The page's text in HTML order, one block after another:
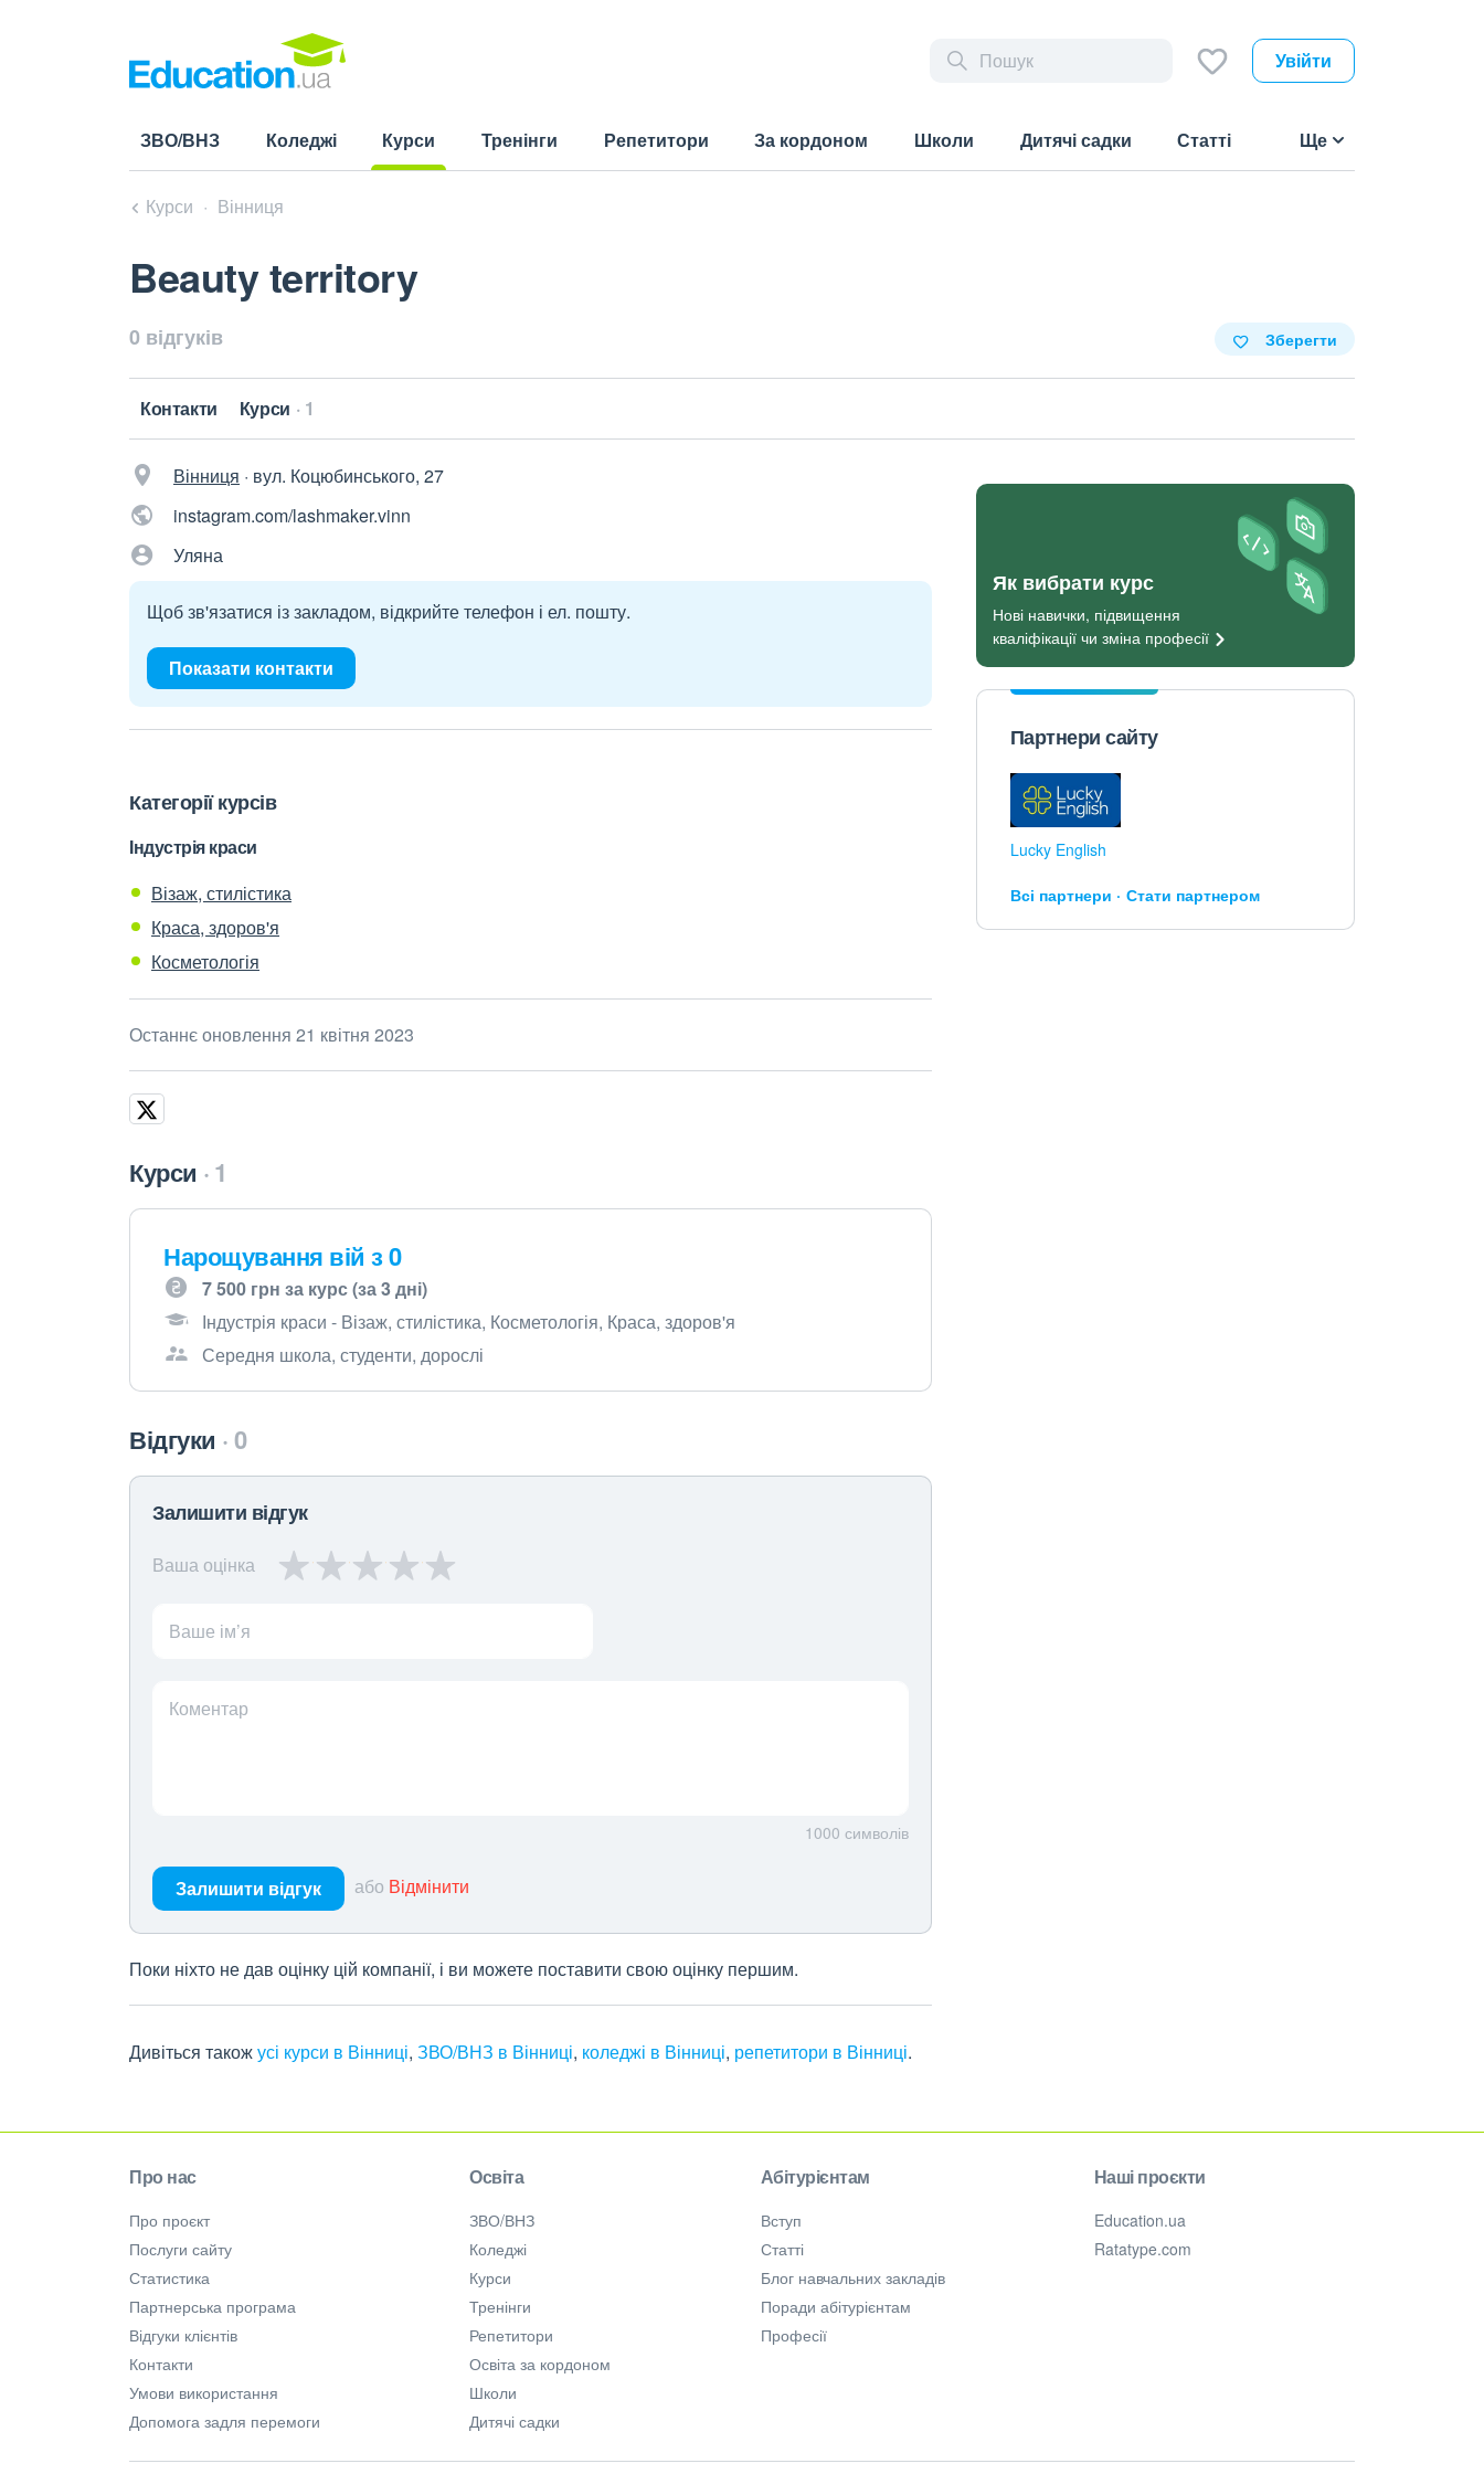
Увійти
ЗВО/ВНЗ Коледжі
Курси
Тренінги Репетитори За кордоном Школи Дитячі садки Статті Ще
Курси Вінниця
Beauty territory
0 відгуків Зберегти
Контакти Курси 1
Вінниця · вул. Коцюбинського, 27
instagram.com/lashmaker.vinn
Уляна
Щоб зв'язатися із закладом, відкрийте телефон і ел. пошту.
Показати контакти
Категорії курсів
Індустрія краси
Візаж, стилістика
Краса, здоров'я
Косметологія
Останнє оновлення 21 квітня 2023
Курси 1
Нарощування вій з 0
7 500 грн за курс (за 3 дні)
Індустрія краси - Візаж, стилістика, Косметологія, Краса, здоров'я
Середня школа, студенти, дорослі
Відгуки 0
Залишити відгук
Ваша оцінка
Ваше ім’я
Коментар
1000 символів
Залишити відгук або Відмінити
Поки ніхто не дав оцінку цій компанії, і ви можете поставити свою оцінку першим.
Дивіться такожусі курси в Вінниці, ЗВО/ВНЗ в Вінниці, коледжі в Вінниці, репетитори в Вінниці.
Як вибрати курс
Нові навички, підвищення
кваліфікації чи зміна професії
Партнери сайту
Lucky English
Всі партнери Стати партнером
Про нас
Про проєкт
Послуги сайту
Статистика
Партнерська програма
Відгуки клієнтів
Контакти
Умови використання
Допомога задля перемоги
Освіта
ЗВО/ВНЗ
Коледжі
Курси
Тренінги
Репетитори
Освіта за кордоном
Школи
Дитячі садки
Абітурієнтам
Вступ
Статті
Блог навчальних закладів
Поради абітурієнтам
Професії
Наші проєкти
Education.ua
Ratatype.com